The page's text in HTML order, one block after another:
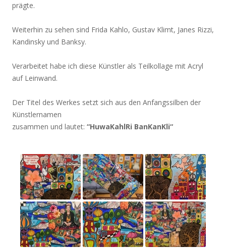
prägte.
Weiterhin zu sehen sind Frida Kahlo, Gustav Klimt, Janes Rizzi,
Kandinsky und Banksy.
Verarbeitet habe ich diese Künstler als Teilkollage mit Acryl
auf Leinwand.
Der Titel des Werkes setzt sich aus den Anfangssilben der
Künstlernamen
zusammen und lautet: “HuwaKahlRi BanKanKli“